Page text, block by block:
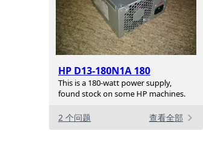
HP D13-180N1A 180
This is a 180-watt power supply,
found stock on some HP machines.
2 个问题 查看全部